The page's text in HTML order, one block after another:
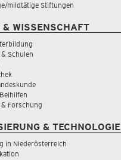
mildtätige Stiftungen
& WISSENSCHAFT
Schulen
Forschung
& TECHNOLOGIE
in Niederösterreich